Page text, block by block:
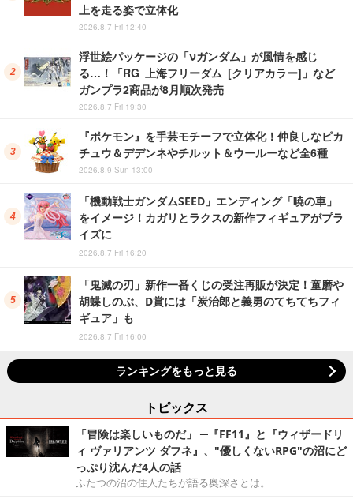
上を走る姿で立体化
2026.8.7 Fri 12:40
浮世絵パッケージの「νガンダム」が風情を感じ
る…！「RG 上海フリーダム [クリアカラー]」など
ガンプラ2商品が8月順次発売
2026.8.7 Fri 19:30
『ポケモン』を手芸モチーフで立体化！仲良しなピカ
チュウ＆デデンネやチルット＆ウールーなど全6種
2026.8.9 Sun 13:00
「機動戦士ガンダムSEED」エンディング「暁の車」
をイメージ！カガリとラクスの新作フィギュアがプラ
イズに
2026.8.7 Fri 16:20
「鬼滅の刃」新作一番くじの受注再販が決定！童磨や
胡蝶しのぶ、D賞には「炭治郎と義勇のてちてちフィ
ギュア」も
2026.8.7 Fri 16:00
ランキングをもっと見る
トピックス
「冒険は楽しいものだ」 ─『FF11』と『ウィザードリ
ィ ヴァリアンツ ダフネ』、"優しくないRPG"の沼にど
っぷり沈んだ4人の話
ふたつの沼の住人たちが語る奥深さとは。